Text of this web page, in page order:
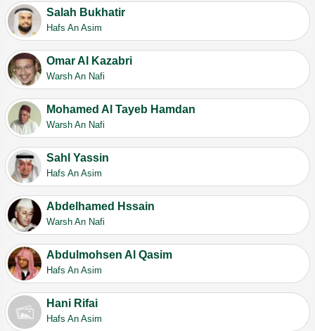
Salah Bukhatir
Hafs An Asim
Omar Al Kazabri
Warsh An Nafi
Mohamed Al Tayeb Hamdan
Warsh An Nafi
Sahl Yassin
Hafs An Asim
Abdelhamed Hssain
Warsh An Nafi
Abdulmohsen Al Qasim
Hafs An Asim
Hani Rifai
Hafs An Asim